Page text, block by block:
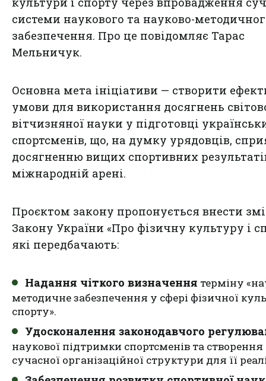
системи наукового та науково-
забезпечення. Про це повідомляє Тарас
Мельничук.
Основна мета ініціативи — створити
умови для використання досягнень
вітчизняної науки у підготовці
спортсменів, що, на думку урядовців,
досягненню вищих спортивних
міжнародній арені.
Проєктом закону пропонується внести
Закону України «Про фізичну культуру і
які передбачають:
Надання чіткого визначення терміну
методичне забезпечення у сфері фізичної
спорту».
Удосконалення законодавчого
наукової підтримки спортсменів та створення
сучасної організаційної структури для її